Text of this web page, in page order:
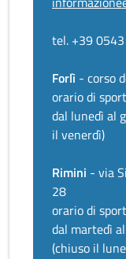
tel. +39
Forlì - corso
orario di
dal lunedì al
il venerdì)
Rimini - via
28
orario di
dal martedì
(chiuso il